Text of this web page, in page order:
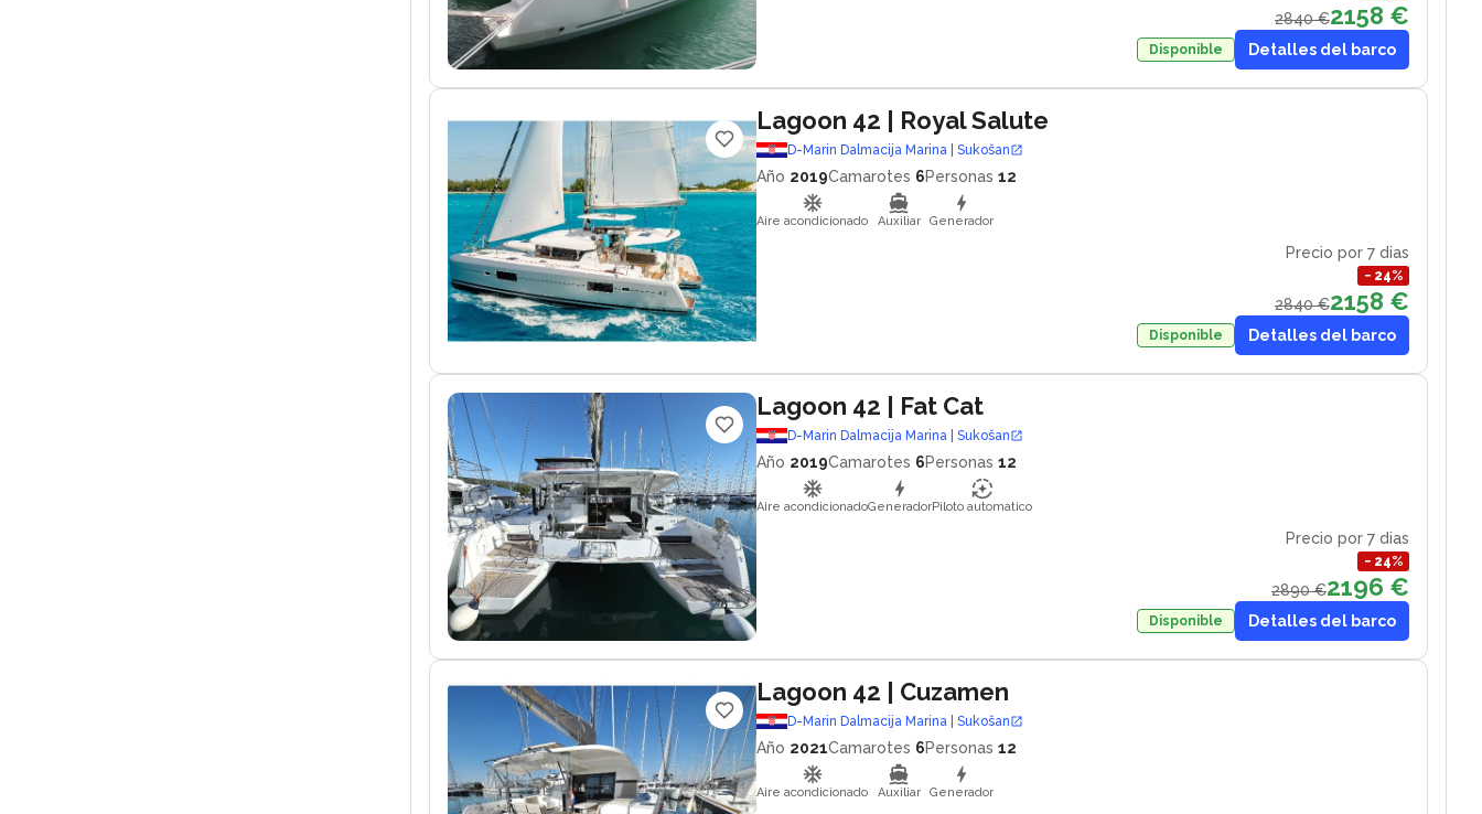
2840 €2158 €
Disponible Detalles del barco
Lagoon 42 | Royal Salute
D-Marin Dalmacija Marina | Sukošan
Año 2019Camarotes 6Personas 12
Aire acondicionado Auxiliar Generador
Precio por 7 dias
− 24%
2840 €2158 €
Disponible Detalles del barco
Lagoon 42 | Fat Cat
D-Marin Dalmacija Marina | Sukošan
Año 2019Camarotes 6Personas 12
Aire acondicionadoGeneradorPiloto automatico
Precio por 7 dias
− 24%
2890 €2196 €
Disponible Detalles del barco
Lagoon 42 | Cuzamen
D-Marin Dalmacija Marina | Sukošan
Año 2021Camarotes 6Personas 12
Aire acondicionado Auxiliar Generador